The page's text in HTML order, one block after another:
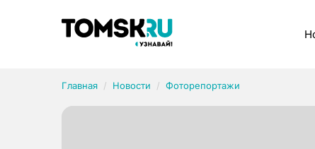
Главная Новости Фоторепортажи
Рубрики